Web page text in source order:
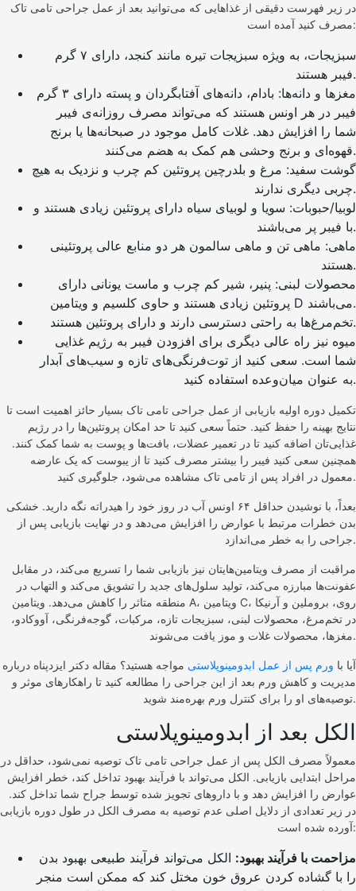
در زیر فهرست دقیقی از غذاهایی که می‌توانید بعد از عمل جراحی تامی تاک
مصرف کنید آمده است:
سبزیجات، به ویژه سبزیجات تیره مانند کنجد، دارای ۷ گرم
فیبر هستند.
مغزها و دانه‌ها: بادام، دانه‌های آفتابگردان و پسته دارای ۳ گرم
فیبر در هر اونس هستند که می‌تواند مصرف روزانه‌ی فیبر
شما را افزایش دهد. غلات کامل موجود در صبحانه‌ها یا برنج
قهوه‌ای و برنج وحشی هم کمک به هضم می‌کنند.
گوشت سفید: مرغ و بلدرچین پروتئین کم چرب و نزدیک به هیچ
چربی دیگری ندارند.
لوبیا/حبوبات: سویا و لوبیای سیاه دارای پروتئین زیادی هستند و
با فیبر پر می‌باشند.
ماهی: ماهی تن و ماهی سالمون هر دو منابع عالی پروتئینی
هستند.
محصولات لبنی: پنیر، شیر کم چرب و ماست یونانی دارای
پروتئین زیادی هستند و حاوی کلسیم و ویتامین D می‌باشند.
تخم‌مرغ‌ها به راحتی دسترسی دارند و دارای پروتئین هستند.
میوه نیز راه عالی دیگری برای افزودن فیبر به رژیم غذایی
شما است. سعی کنید از توت‌فرنگی‌های تازه و سیب‌های آبدار
به عنوان میان‌وعده استفاده کنید.
تکمیل دوره اولیه بازیابی از عمل جراحی تامی تاک بسیار حائز اهمیت است تا
نتایج بهینه را حفظ کنید. حتماً سعی کنید تا حد امکان پروتئین‌ها را در رژیم
غذایی‌تان اضافه کنید تا در تعمیر عضلات، بافت‌ها و پوست به شما کمک کنند.
همچنین سعی کنید فیبر را بیشتر مصرف کنید تا از یبوست که یک عارضه
معمول در افراد پس از تامی تاک مشاهده می‌شود، جلوگیری کنید.
بعداً، با نوشیدن حداقل ۶۴ اونس آب در روز خود را هیدراته نگه دارید. خشکی
بدن خطرات مرتبط با عوارض را افزایش می‌دهد و در نهایت بازیابی پس از
جراحی را به خطر می‌اندازد.
مراقبت از مصرف ویتامین‌هایتان نیز بازیابی شما را تسریع می‌کند، در مقابل
عفونت‌ها مبارزه می‌کند، تولید سلول‌های جدید را تشویق می‌کند و التهاب در
منطقه متاثر را کاهش می‌دهد. ویتامین A، ویتامین C، روی، بروملین و آرنیکا
در تخم‌مرغ، محصولات لبنی، سبزیجات تازه، مرکبات، گوجه‌فرنگی، آووکادو،
مغزها، محصولات غلات و موز یافت می‌شوند.
آیا با ورم پس از عمل ابدومینوپلاستی مواجه هستید؟ مقاله دکتر ایزدپناه درباره
مدیریت و کاهش ورم بعد از این جراحی را مطالعه کنید تا راهکارهای موثر و
توصیه‌های او را برای کنترل ورم بهره‌مند شوید.
الکل بعد از ابدومینوپلاستی
معمولاً مصرف الکل پس از عمل جراحی تامی تاک توصیه نمی‌شود، حداقل در
مراحل ابتدایی بازیابی. الکل می‌تواند با فرآیند بهبود تداخل کند، خطر افزایش
عوارض را افزایش دهد و با داروهای تجویز شده توسط جراح شما تداخل کند.
در زیر تعدادی از دلایل اصلی عدم توصیه به مصرف الکل در طول دوره بازیابی
آورده شده است:
مزاحمت با فرآیند بهبود: الکل می‌تواند فرآیند طبیعی بهبود بدن
را با گشاده کردن عروق خون مختل کند که ممکن است منجر